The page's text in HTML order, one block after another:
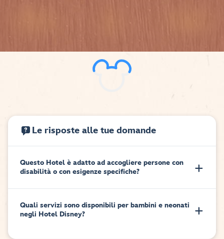
Le risposte alle tue domande
Questo Hotel è adatto ad accogliere persone con
disabilità o con esigenze specifiche?
Quali servizi sono disponibili per bambini e neonati
negli Hotel Disney?